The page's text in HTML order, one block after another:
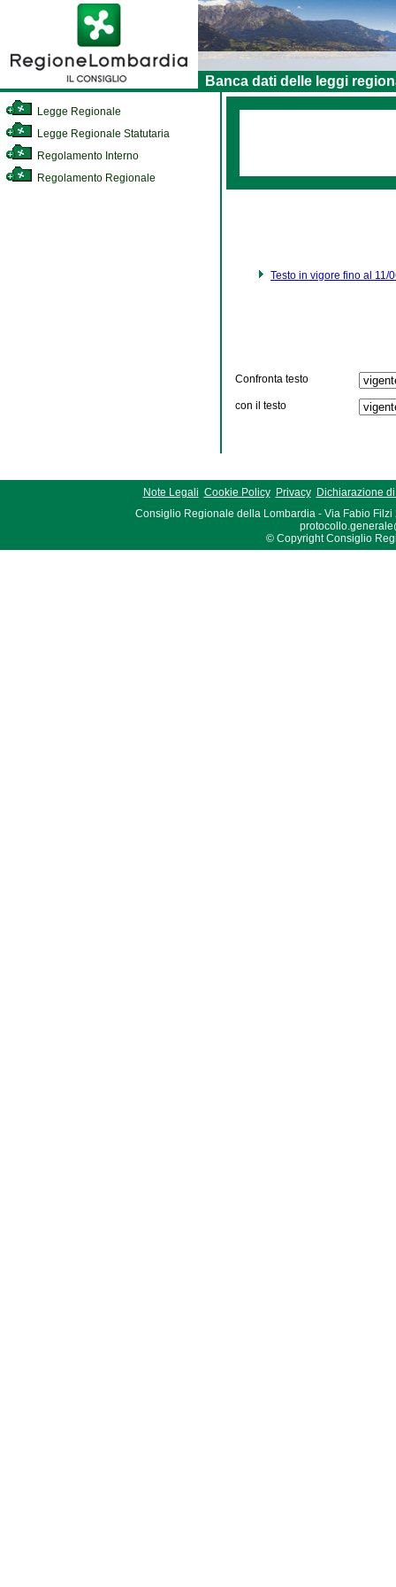
Banca dati delle leggi
Legge Regionale
Legge Regionale Statutaria
Regolamento Interno
Regolamento Regionale
Testo in vigore fino al 11/
Confronta testo
con il testo
Note Legali Cookie Policy Privacy
Dichiarazione
Consiglio Regionale della Lombardia - Via Fabio Filzi
© Copyright Consiglio